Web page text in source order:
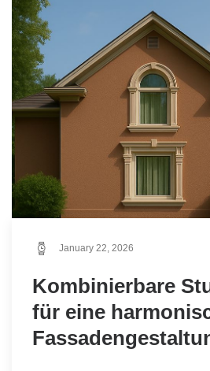
January 22, 2026
Kombinierbare
für eine